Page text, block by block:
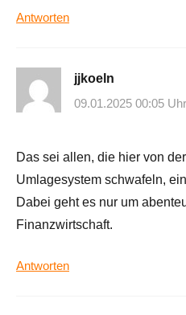
Antworten
jjkoeln
09.01.2025 00:05 Uhr
Das sei allen, die hier von
Umlagesystem schwafeln,
Dabei geht es nur um
Finanzwirtschaft.
Antworten